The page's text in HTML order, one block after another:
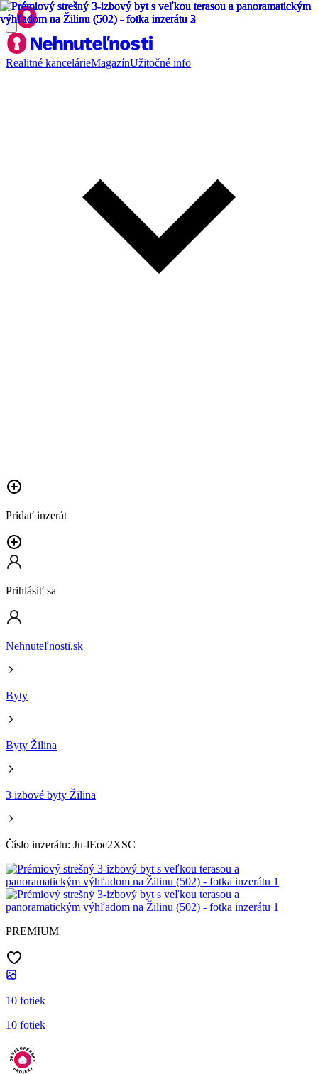
Realitné kancelárieMagazínUžitočné info
Pridať inzerát
Prihlásiť sa
Nehnuteľnosti.sk
Byty
Byty Žilina
3 izbové byty Žilina
Číslo inzerátu: Ju-lEoc2XSC
PREMIUM
10 fotiek
10 fotiek